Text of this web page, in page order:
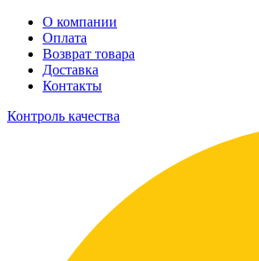
О компании
Оплата
Возврат товара
Доставка
Контакты
Контроль качества